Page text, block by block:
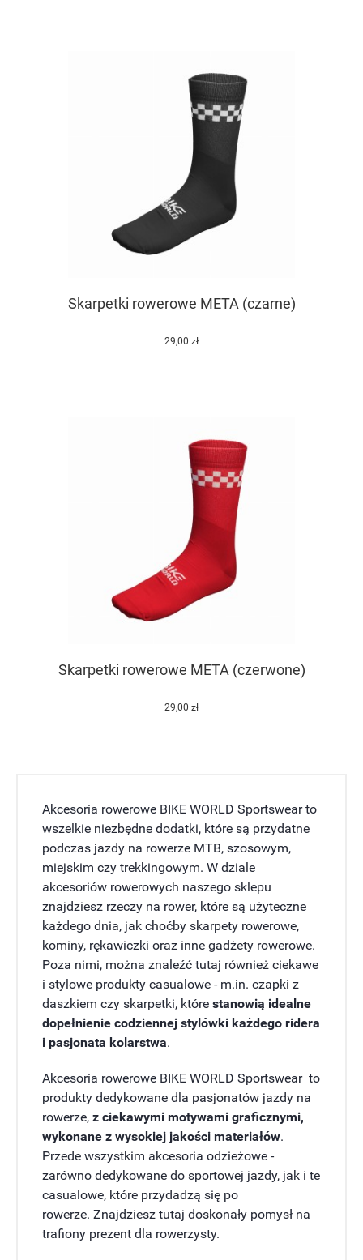
Skarpetki rowerowe META (czarne)
29,00 zł
Skarpetki rowerowe META (czerwone)
29,00 zł
Akcesoria rowerowe BIKE WORLD Sportswear to
wszelkie niezbędne dodatki, które są przydatne
podczas jazdy na rowerze MTB, szosowym,
miejskim czy trekkingowym. W dziale
akcesoriów rowerowych naszego sklepu
znajdziesz rzeczy na rower, które są użyteczne
każdego dnia, jak choćby skarpety rowerowe,
kominy, rękawiczki oraz inne gadżety rowerowe.
Poza nimi, można znaleźć tutaj również ciekawe
i stylowe produkty casualowe - m.in. czapki z
daszkiem czy skarpetki, które stanowią idealne
dopełnienie codziennej stylówki każdego ridera
i pasjonata kolarstwa.
Akcesoria rowerowe BIKE WORLD Sportswear to
produkty dedykowane dla pasjonatów jazdy na
rowerze, z ciekawymi motywami graficznymi,
wykonane z wysokiej jakości materiałów.
Przede wszystkim akcesoria odzieżowe -
zarówno dedykowane do sportowej jazdy, jak i te
casualowe, które przydadzą się po
rowerze. Znajdziesz tutaj doskonały pomysł na
trafiony prezent dla rowerzysty.